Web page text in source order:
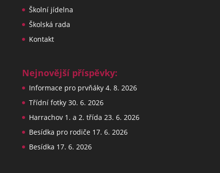
Školní jídelna
Školská rada
Kontakt
Nejnovější příspěvky:
Informace pro prvňáky 4. 8. 2026
Třídní fotky 30. 6. 2026
Harrachov 1. a 2. třída 23. 6. 2026
Besídka pro rodiče 17. 6. 2026
Besídka 17. 6. 2026